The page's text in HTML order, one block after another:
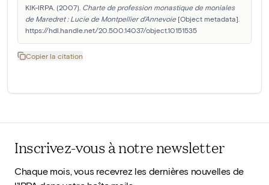
KIK-IRPA. (2007). Charte de profession monastique de moniales
de Maredret : Lucie de Montpellier d'Annevoie [Object metadata].
https://hdl.handle.net/20.500.14037/object.10151535
Copier la citation
Inscrivez-vous à notre newsletter
Chaque mois, vous recevrez les dernières nouvelles de